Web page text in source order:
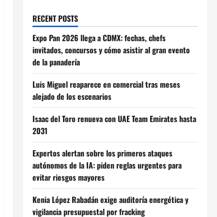
RECENT POSTS
Expo Pan 2026 llega a CDMX: fechas, chefs
invitados, concursos y cómo asistir al gran evento
de la panadería
Luis Miguel reaparece en comercial tras meses
alejado de los escenarios
Isaac del Toro renueva con UAE Team Emirates hasta
2031
Expertos alertan sobre los primeros ataques
autónomos de la IA: piden reglas urgentes para
evitar riesgos mayores
Kenia López Rabadán exige auditoría energética y
vigilancia presupuestal por fracking